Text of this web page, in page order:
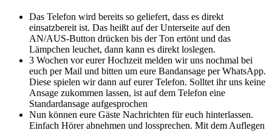
Das Telefon wird bereits so geliefert, dass es direkt
einsatzbereit ist. Das heißt auf der Unterseite auf den
AN/AUS-Button drücken bis der Ton ertönt und das
Lämpchen leuchet, dann kann es direkt loslegen.
3 Wochen vor eurer Hochzeit melden wir uns nochmal bei
euch per Mail und bitten um eure Bandansage per WhatsApp.
Diese spielen wir dann auf eurer Telefon. Solltet ihr uns keine
Ansage zukommen lassen, ist auf dem Telefon eine
Standardansage aufgesprochen
Nun können eure Gäste Nachrichten für euch hinterlassen.
Einfach Hörer abnehmen und lossprechen. Mit dem Auflegen